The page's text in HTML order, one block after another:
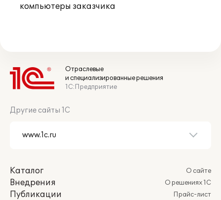
компьютеры заказчика
Отраслевые
и специализированные решения
1С:Предприятие
Другие сайты 1С
Каталог
Внедрения
Публикации
О сайте
О решениях 1С
Прайс-лист